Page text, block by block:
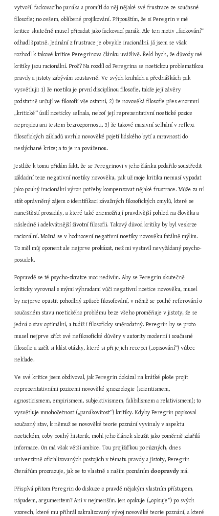
vytvořil fackovacího panáka a promítl do něj nějaké své frustrace ze současné
filosofie; no ovšem, oblíbené projikování. Připouštím, že si Peregrin v mé
kritice skutečně musel připadat jako fackovací panák. Ale ten motiv „fackování“
odhadl špatně. Jednání z frustrace je obvykle iracionální. Já jsem se však
rozhodl k takové kritice Peregrinova článku uvážlivě. Řekl bych, že důvody mé
kritiky jsou racionální. Proč? Na rozdíl od Peregrina se noetickou problematikou
pravdy a jistoty zabývám soustavně. Ve svých knihách a přednáškách pak
vysvětluji: 1) že noetika je první disciplínou filosofie, takže její závěry
podstatně určují ve filosofii vše ostatní, 2) že novověká filosofie přes enormní
„kritické“ úsilí noeticky selhala, neboť její reprezentativní noetické pozice
neprojdou ani testem bezrozpornosti, 3) že takové masivní selhání v reflexi
filosofických základů uvrhlo novověké pojetí lidského bytí a mravnosti do
neslýchané krize; a to je na pováženou.
Jestliže k tomu přidám fakt, že se Peregrinovi v jeho článku podařilo soustředit
základní teze negativní noetiky novověku, pak už moje kritika nemusí vypadat
jako pouhý iracionální výron potřeby kompenzovat nějaké frustrace. Může za ní
stát oprávněný zájem o identifikaci závažných filosofických omylů, které se
naneštěstí prosadily, a které také znemožňují pravdivější pohled na člověka a
následně i adekvátnější životní filosofii. Takový důvod kritiky by byl veskrze
racionální. Možná se v hodnocení negativní noetiky novověku fatálně mýlím.
To měl můj oponent ale nejprve prokázat, než mi vystavil nevyžádaný psycho-
posudek.
Popravdě se té psycho-zkratce moc nedivím. Aby se Peregrin skutečně
kriticky vyrovnal s mými výhradami vůči negativní noetice novověku, musel
by nejprve opustit pohodlný způsob filosofování, v němž se pouhé referování o
současném stavu noetického problému beze všeho proměňuje v jistoty, že se
jedná o stav optimální, a tudíž i filosoficky směrodatný. Peregrin by se proto
musel nejprve zříct své nefilosofické důvěry v autority moderní i současné
filosofie a začít si klást otázky, které si při jejich recepci („opisování“) vůbec
neklade.
Ve své kritice jsem obdivoval, jak Peregrin dokázal na krátké ploše projít
reprezentativními pozicemi novověké gnozeologie (scientismem,
agnosticismem, empirismem, subjektivismem, falibilismem a relativismem); to
vysvětluje mnohočetnost („panákovitost“) kritiky. Kdyby Peregrin popisoval
současný stav, k němuž se novověké teorie poznání vyvinuly v aspektu
noetickém, coby pouhý historik, mohl jeho článek sloužit jako poměrně zdařilá
informace. On má však větší ambice. Tou projížďkou po různých, dnes
univerzitně oficializovaných postojích v tématu pravdy a jistoty, Peregrin
čtenářům prozrazuje, jak se to vlastně s naším poznáním doopravdy má.
Přispívá přitom Peregrin do diskuze o pravdě nějakým vlastním přístupem,
nápadem, argumentem? Ani v nejmenším. Jen opakuje („opisuje“) po svých
vzorech, které mu přihrál sakralizovaný vývoj novověké teorie poznání, a které